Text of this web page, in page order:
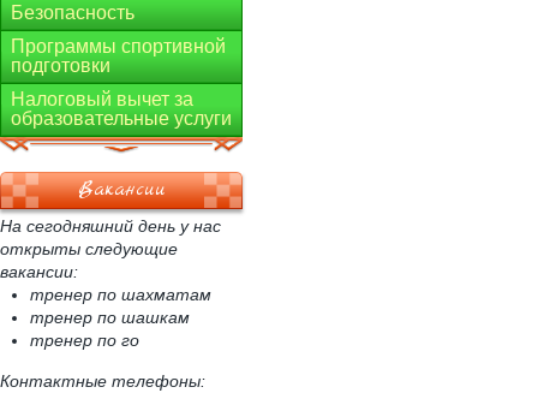
Безопасность
Программы спортивной
подготовки
Налоговый вычет за
образовательные услуги
Вакансии
На сегодняшний день у нас
открыты следующие
вакансии:
тренер по шахматам
тренер по шашкам
тренер по го
Контактные телефоны: